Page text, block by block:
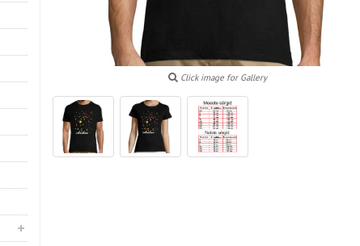
Click image for Gallery